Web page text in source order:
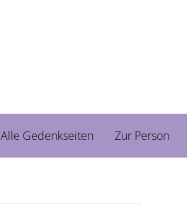
Alle Gedenkseiten Zur Person